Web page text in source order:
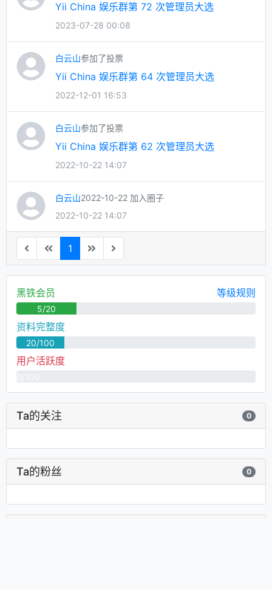
Yii China 娱乐群第 72 次管理员大选
2023-07-28 00:08
白云山参加了投票
Yii China 娱乐群第 64 次管理员大选
2022-12-01 16:53
白云山参加了投票
Yii China 娱乐群第 62 次管理员大选
2022-10-22 14:07
白云山2022-10-22 加入圈子
2022-10-22 14:07
1
黑铁会员 等级规则
5/20
资料完整度
20/100
用户活跃度
Ta的关注 0
Ta的粉丝 0